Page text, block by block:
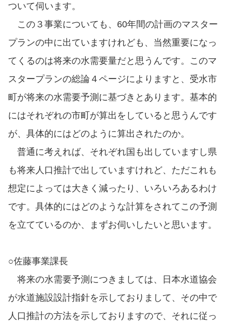
ついて伺います。
この３事業についても、60年間の計画のマスター
プランの中に出ていますけれども、当然重要になっ
てくるのは将来の水需要量だと思うんです。このマ
スタープランの総論４ページによりますと、受水市
町が将来の水需要予測に基づきとあります。基本的
にはそれぞれの市町が算出をしていると思うんです
が、具体的にはどのように算出されたのか。
普通に考えれば、それぞれ国も出していますし県
も将来人口推計で出していますけれど、ただこれも
想定によっては大きく減ったり、いろいろあるわけ
です。具体的にはどのような計算をされてこの予測
を立てているのか、まずお伺いしたいと思います。
○佐藤事業課長
将来の水需要予測につきましては、日本水道協会
が水道施設設計指針を示しておりまして、その中で
人口推計の方法を示しておりますので、それに従っ